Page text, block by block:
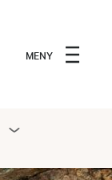
MENY